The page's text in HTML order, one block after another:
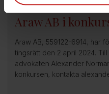
3 Apr 2024
Araw AB i
Araw AB, 559122-6914, har
tingsrätt den 2 april 2024.
advokaten Alexander
konkursen, kontakta